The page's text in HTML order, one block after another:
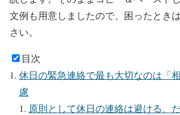
文例も用意しましたので、困ったとき
さい。
目次
休日の緊急連絡で最も大切なのは「
慮
原則として休日の連絡は避ける、